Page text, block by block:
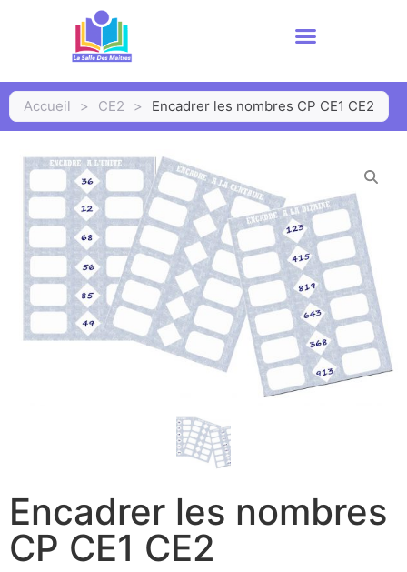
Accueil > CE2 > Encadrer les nombres CP CE1 CE2
Encadrer les nombres
CP CE1 CE2